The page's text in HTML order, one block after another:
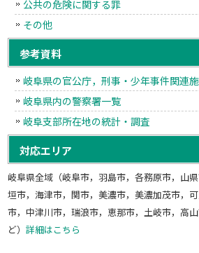
公共の危険に関する罪
その他
参考資料
岐阜県の官公庁，刑事・少年事件関連
岐阜県内の警察署一覧
岐阜支部所在地の統計・調査
対応エリア
岐阜県全域（岐阜市，羽島市，各務原市，山
垣市，海津市，関市，美濃市，美濃加茂市，
市，中津川市，瑞浪市，恵那市，土岐市，高
ど）詳細はこちら